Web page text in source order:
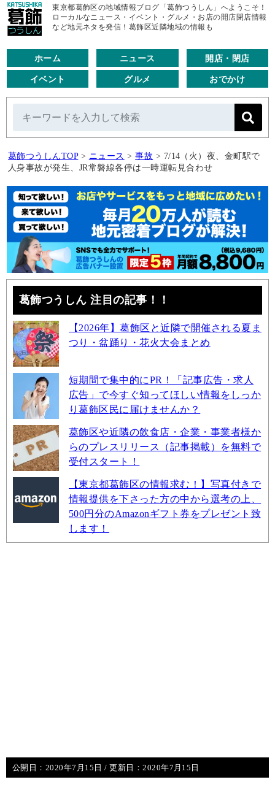
東京都葛飾区の地域情報ブログ「葛飾つうしん」へようこそ！
ローカルなニュース・イベント・グルメ・お店の開店閉店情報
など地元ネタを発信！葛飾区近隣地域の情報も
ホーム ニュース 開店・閉店
イベント グルメ おでかけ
葛飾つうしんTOP > ニュース > 事故 > 7/14（火）夜、金町駅で
人身事故が発生、JR常磐線各停は一時運転見合わせ
葛飾つうしん 注目の記事！！
【2026年】葛飾区と近隣で開催される夏ま
つり・盆踊り・花火大会まとめ
短期間で集中的にPR！「記事広告・求人
広告」で今すぐ知ってほしい情報をしっか
り葛飾区民に届けませんか？
葛飾区や近隣の飲食店・企業・事業者様か
らのプレスリリース（記事掲載）を無料で
受付スタート！
【東京都葛飾区の情報求む！】写真付きで
情報提供を下さった方の中から選考の上、
500円分のAmazonギフト券をプレゼント致
します！
公開日： 2020年7月15日 / 更新日：2020年7月15日